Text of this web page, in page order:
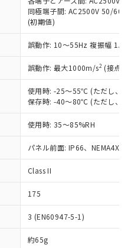
同極端子間: AC2500V 50/
(初期値)
誤動作: 10～55Hz 複振幅
誤動作: 最大1000m/s2 (接点
使用時: -25～55℃ (ただし、氷
保存時: -40～80℃ (ただし、氷
使用時: 35～85%RH
パネル前面: IP66、NEMA4X,
Class II
175
3 (EN60947-5-1)
約65g
準価格照会結果は、
日時点での社内デー
れるものであり、閲
実際の在庫および標
場合があることをご
よび標準価格はお客
たはお客様担当のオ
売店・当社販売員に
販売店や当社販売拠
ワーク
」をご確認
価格結果を当社の
三者に漏洩または開
します。
部品リスト作成サー
ただくには、I-Web
録されている必要が
あります。
下、ポリ臭化ビフェニル
臭化ジフェニルエーテル類
酸ビス(2-エチルヘキシ
以下、フタル酸ブチ
以下、フタル酸ジブチル
タル酸ジイソブチル
については閾値を超える意
ています。
などにより、予定
ます。
社販売部門へお問
T26572)：
: 1000ppm、 Cd(カドミウ
、 PBBs(ポリ臭化ビフェ
、 DIBP(フタル酸ジ
フタル酸ブチルベンジ
キシル)) : 1000ppm
質）のすべてが基
します。
況下において有害物
境に深刻な影響を
ます。
社販売部門へお問
易法に定める商品
」という）を輸出
供する場合は、日本
(または役務取引許
の必要な手続きを
破棄する場合は、完
、違法に輸出されな
を講じます。
、核兵器、ミサイ
物兵器またはその他
の製造装置等に一切
第三者に販売する
2および3の内容を当
す。また当社は、
に係わる関係者が違
れがある場合は、取
せん。
在庫あり
たないが在庫あり
の在庫状況につ
様のお取引先、ま
当のオムロン制御
当社販売員にご確
、また在庫状況の
ていない機種